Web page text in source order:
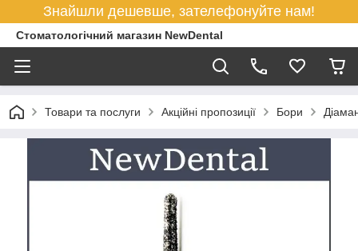
Знайшли дешевше, зателефонуйте нам!
Стоматологічний магазин NewDental
Товари та послуги Акційні пропозиції Бори